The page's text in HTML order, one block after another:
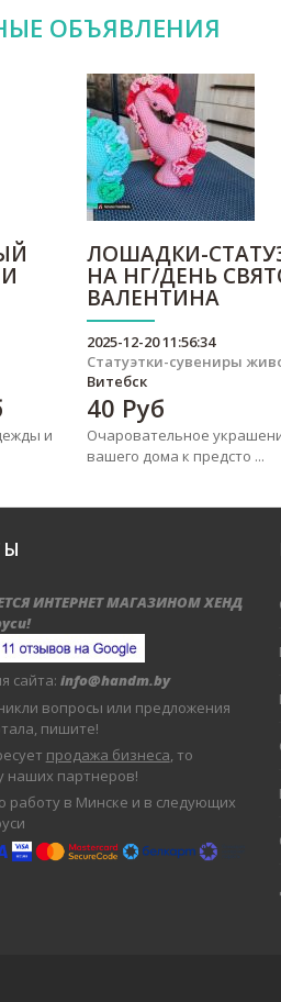
ОБЪЯВЛЕНИЯ
и
ЛОШАДКИ-
НА НГ/ДЕНЬ
ВАЛЕНТИНА
2025-12-20 11:56:34
Статуэтки-сувениры
Витебск
40 Руб
Очаровательное
вашего дома к предсто ...
ИНТЕРНЕТ МАГАЗИНОМ ХЕНД
!
сайта: info@handm.by
вопросы или предложения
пишите!
продажа бизнеса, то
наших партнеров!
работу в Минске и в следующих